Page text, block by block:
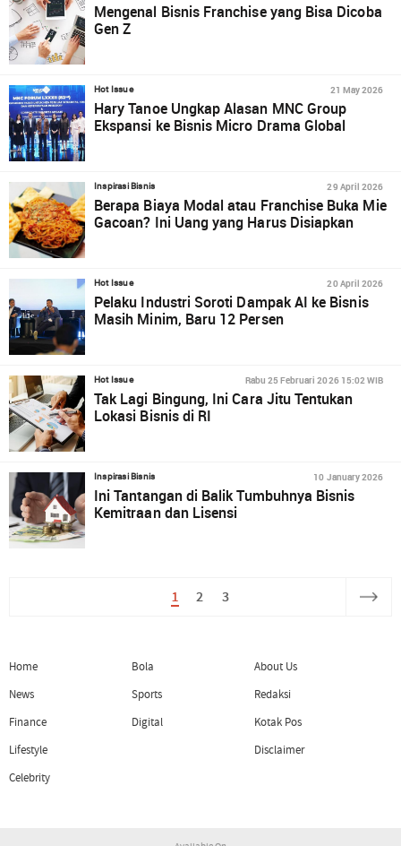
Mengenal Bisnis Franchise yang Bisa Dicoba
Gen Z
Hot Issue 21 May 2026
Hary Tanoe Ungkap Alasan MNC Group
Ekspansi ke Bisnis Micro Drama Global
Inspirasi Bisnis 29 April 2026
Berapa Biaya Modal atau Franchise Buka Mie
Gacoan? Ini Uang yang Harus Disiapkan
Hot Issue 20 April 2026
Pelaku Industri Soroti Dampak AI ke Bisnis
Masih Minim, Baru 12 Persen
Hot Issue Rabu 25 Februari 2026 15:02 WIB
Tak Lagi Bingung, Ini Cara Jitu Tentukan
Lokasi Bisnis di RI
Inspirasi Bisnis 10 January 2026
Ini Tantangan di Balik Tumbuhnya Bisnis
Kemitraan dan Lisensi
1 2 3
Home
News
Finance
Lifestyle
Celebrity
Bola
Sports
Digital
About Us
Redaksi
Kotak Pos
Disclaimer